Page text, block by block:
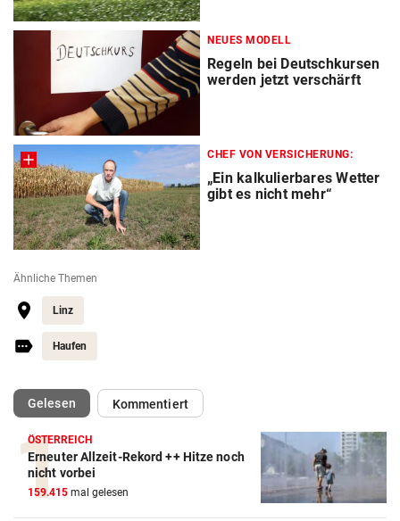
NEUES MODELL
Regeln bei Deutschkursen
werden jetzt verschärft
CHEF VON VERSICHERUNG:
„Ein kalkulierbares Wetter
gibt es nicht mehr“
Ähnliche Themen
Linz
Haufen
Gelesen(ausgewählt)Kommentiert
ÖSTERREICH
Erneuter Allzeit-Rekord ++ Hitze noch
nicht vorbei
159.415 mal gelesen